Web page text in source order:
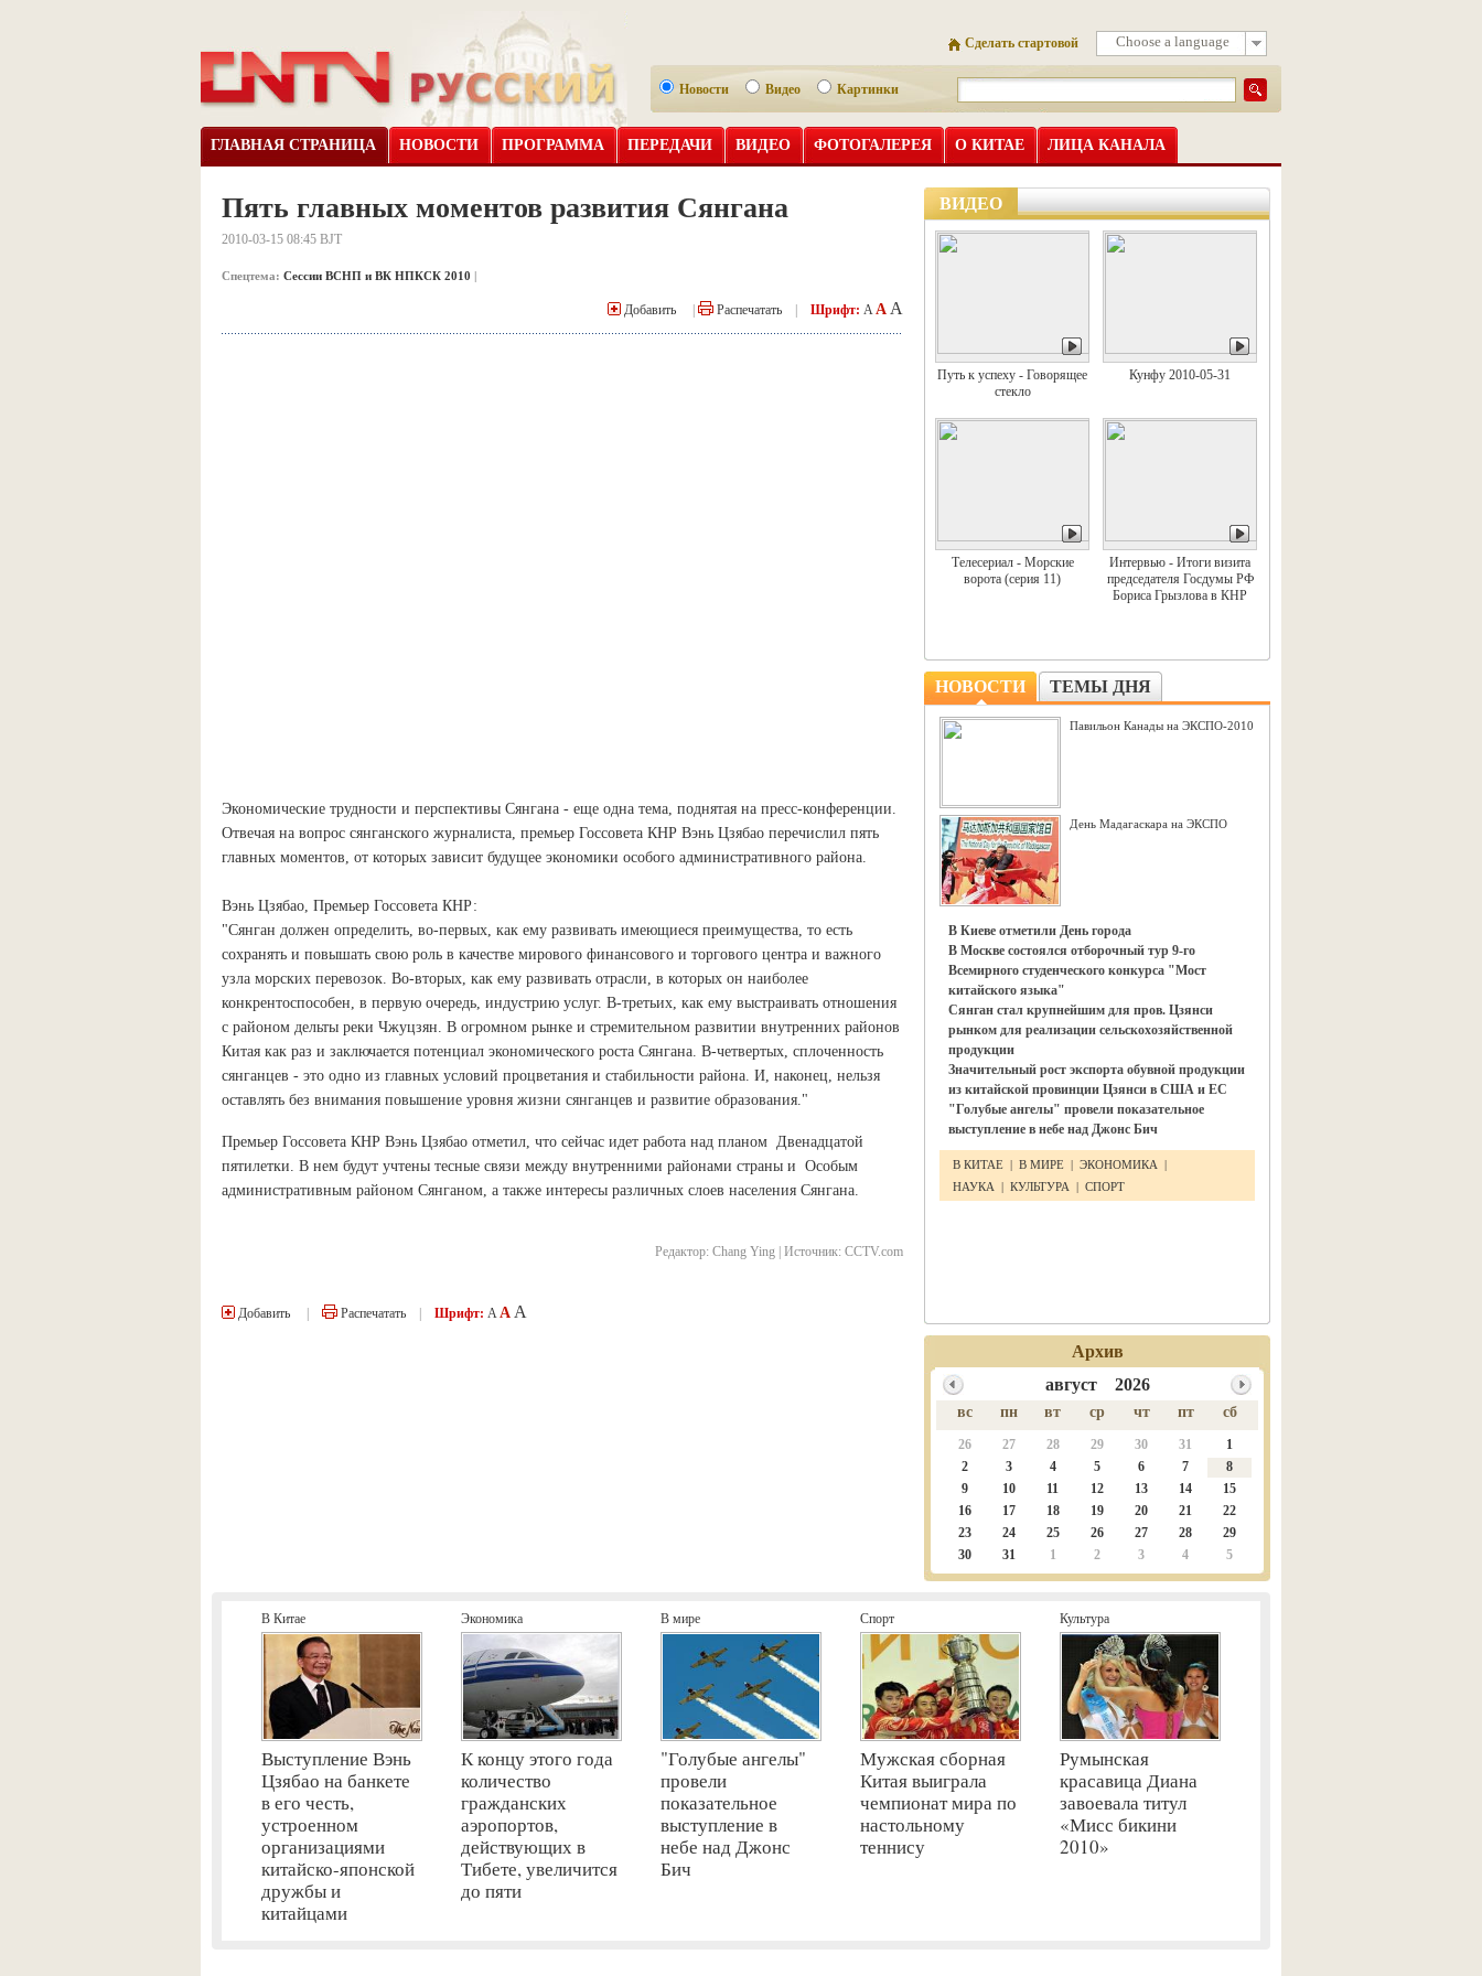
Choose a language
Сделать стартовой
Новости Видео Картинки
ГЛАВНАЯ СТРАНИЦА НОВОСТИ ПРОГРАММА ПЕРЕДАЧИ ВИДЕО ФОТОГАЛЕРЕЯ О КИТАЕ ЛИЦА КАНАЛА
Пять главных моментов развития Сянгана
2010-03-15 08:45 BJT
Спецтема: Сессии ВСНП и ВК НПКСК 2010 |
Добавить Распечатать Шрифт: A A A
Экономические трудности и перспективы Сянгана - еще одна тема, поднятая на пресс-конференции.
Отвечая на вопрос сянганского журналиста, премьер Госсовета КНР Вэнь Цзябао перечислил пять
главных моментов, от которых зависит будущее экономики особого административного района.
Вэнь Цзябао, Премьер Госсовета КНР:
"Сянган должен определить, во-первых, как ему развивать имеющиеся преимущества, то есть
сохранять и повышать свою роль в качестве мирового финансового и торгового центра и важного
узла морских перевозок. Во-вторых, как ему развивать отрасли, в которых он наиболее
конкрентоспособен, в первую очередь, индустрию услуг. В-третьих, как ему выстраивать отношения
с районом дельты реки Чжуцзян. В огромном рынке и стремительном развитии внутренних районов
Китая как раз и заключается потенциал экономического роста Сянгана. В-четвертых, сплоченность
сянганцев - это одно из главных условий процветания и стабильности района. И, наконец, нельзя
оставлять без внимания повышение уровня жизни сянганцев и развитие образования."
Премьер Госсовета КНР Вэнь Цзябао отметил, что сейчас идет работа над планом Двенадцатой
пятилетки. В нем будут учтены тесные связи между внутренними районами страны и Особым
административным районом Сянганом, а также интересы различных слоев населения Сянгана.
Редактор: Chang Ying | Источник: CCTV.com
Добавить Распечатать Шрифт: A A A
ВИДЕО
Путь к успеху - Говорящее
стекло
Кунфу 2010-05-31
Телесериал - Морские
ворота (серия 11)
Интервью - Итоги визита
председателя Госдумы РФ
Бориса Грызлова в КНР
НОВОСТИ ТЕМЫ ДНЯ
Павильон Канады на ЭКСПО-2010
День Мадагаскара на ЭКСПО
В Киеве отметили День города
В Москве состоялся отборочный тур 9-го
Всемирного студенческого конкурса "Мост
китайского языка"
Сянган стал крупнейшим для пров. Цзянси
рынком для реализации сельскохозяйственной
продукции
Значительный рост экспорта обувной продукции
из китайской провинции Цзянси в США и ЕС
"Голубые ангелы" провели показательное
выступление в небе над Джонс Бич
В КИТАЕ | В МИРЕ | ЭКОНОМИКА |
НАУКА | КУЛЬТУРА | СПОРТ
Архив
август 2026
вс пн вт ср чт пт сб
26 27 28 29 30 31
1
2
3 4 5 6 7
8
9
10 11 12 13 14
15
16
17 18 19 20 21
22
23
24 25 26 27 28
29
30
31 1 2 3 4 5
В Китае
Выступление Вэнь
Цзябао на банкете
в его честь,
устроенном
организациями
китайско-японской
дружбы и
китайцами
Экономика
К концу этого года
количество
гражданских
аэропортов,
действующих в
Тибете, увеличится
до пяти
В мире
"Голубые ангелы"
провели
показательное
выступление в
небе над Джонс
Бич
Спорт
Мужская сборная
Китая выиграла
чемпионат мира по
настольному
теннису
Культура
Румынская
красавица Диана
завоевала титул
«Мисс бикини
2010»